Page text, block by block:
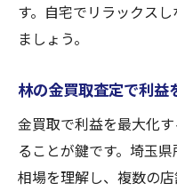
す。自宅でリラックス
ましょう。
林の金買取査定で利益
金買取で利益を最大化
ることが鍵です。埼玉
相場を理解し、複数の店